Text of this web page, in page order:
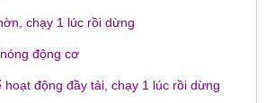
chạy 1 lúc rồi dừng
động cơ
hoạt động đầy tải, chạy 1 lúc rồi dừng